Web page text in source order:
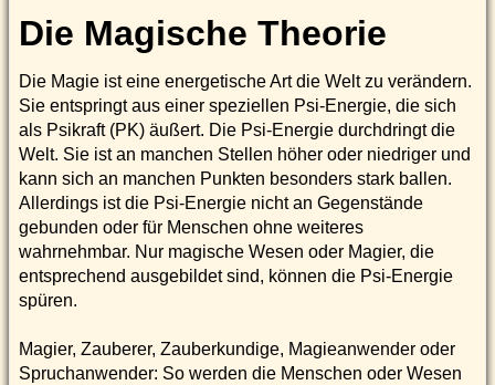
Die Magische Theorie
Die Magie ist eine energetische Art die Welt zu verändern.
Sie entspringt aus einer speziellen Psi-Energie, die sich
als Psikraft (PK) äußert. Die Psi-Energie durchdringt die
Welt. Sie ist an manchen Stellen höher oder niedriger und
kann sich an manchen Punkten besonders stark ballen.
Allerdings ist die Psi-Energie nicht an Gegenstände
gebunden oder für Menschen ohne weiteres
wahrnehmbar. Nur magische Wesen oder Magier, die
entsprechend ausgebildet sind, können die Psi-Energie
spüren.
Magier, Zauberer, Zauberkundige, Magieanwender oder
Spruchanwender: So werden die Menschen oder Wesen